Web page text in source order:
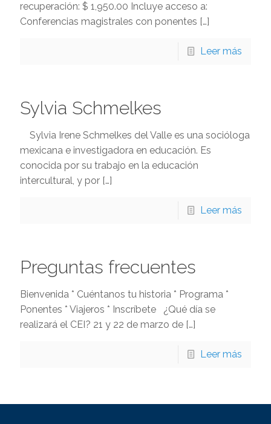
recuperación: $ 1,950.00 Incluye acceso a:
Conferencias magistrales con ponentes […]
Leer más
Sylvia Schmelkes
Sylvia Irene Schmelkes del Valle es una socióloga
mexicana e investigadora en educación. Es
conocida por su trabajo en la educación
intercultural, y por […]
Leer más
Preguntas frecuentes
Bienvenida * Cuéntanos tu historia * Programa *
Ponentes * Viajeros * Inscríbete ¿Qué día se
realizará el CEI? 21 y 22 de marzo de […]
Leer más